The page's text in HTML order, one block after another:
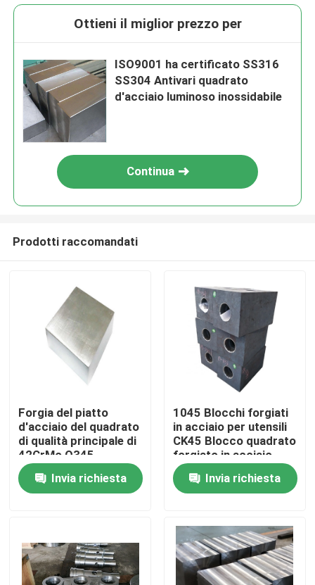
Casa
Contatti
Ottieni il miglior prezzo per
ISO9001 ha certificato SS316
SS304 Antivari quadrato
d'acciaio luminoso inossidabile
Continua
Prodotti raccomandati
Forgia del piatto
d'acciaio del quadrato
di qualità principale di
42CrMo Q345
AISI4140 S355JR
Invia richiesta
1045 Blocchi forgiati
in acciaio per utensili
CK45 Blocco quadrato
forgiato in acciaio
Sa350 Lf2
Invia richiesta